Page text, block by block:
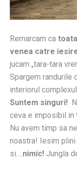
Remarcam ca
venea catre
jucam „tara-tara
Spargem randurile
interiorul
Suntem singuri!
ceva e imposibil in
Nu avem timp sa
noastra! Iesim
si….nimic! Jungla